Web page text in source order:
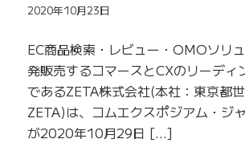
2020年10月23日
EC商品検索・レビュー・OMOソリ
発販売するコマースとCXのリーディ
であるZETA株式会社(本社：東京都
ZETA)は、コムエクスポジアム・ジ
が2020年10月29日 […]